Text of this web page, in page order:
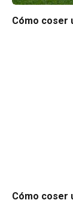
Cómo coser
Cómo coser